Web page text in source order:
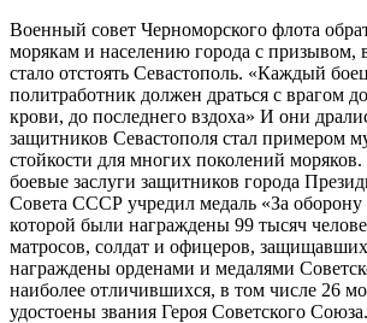
Военный совет Черноморского флота
морякам и населению города с призывом,
стало отстоять Севастополь. «Каждый
политработник должен драться с врагом
крови, до последнего вздоха» И они
защитников Севастополя стал примером
стойкости для многих поколений
боевые заслуги защитников города
Совета СССР учредил медаль «За оборону
которой были награждены 99 тысяч
матросов, солдат и офицеров,
награждены орденами и медалями
наиболее отличившихся, в том числе 26
удостоены звания Героя Советского Союза.